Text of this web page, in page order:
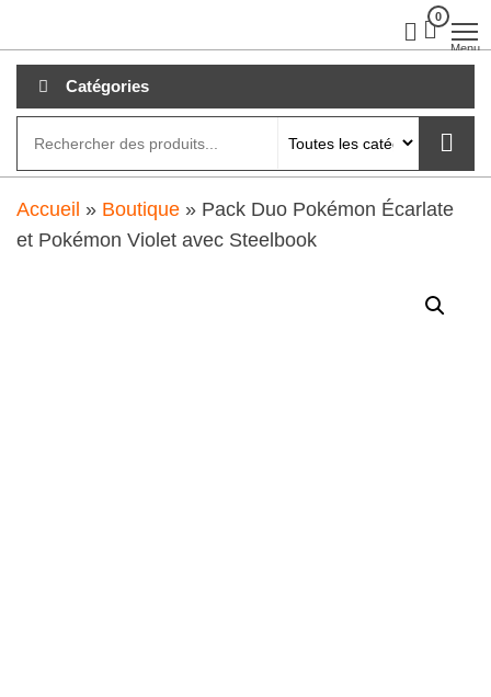
au
contenu
0
Menu
Catégories
Accueil » Boutique » Pack Duo Pokémon Écarlate
et Pokémon Violet avec Steelbook